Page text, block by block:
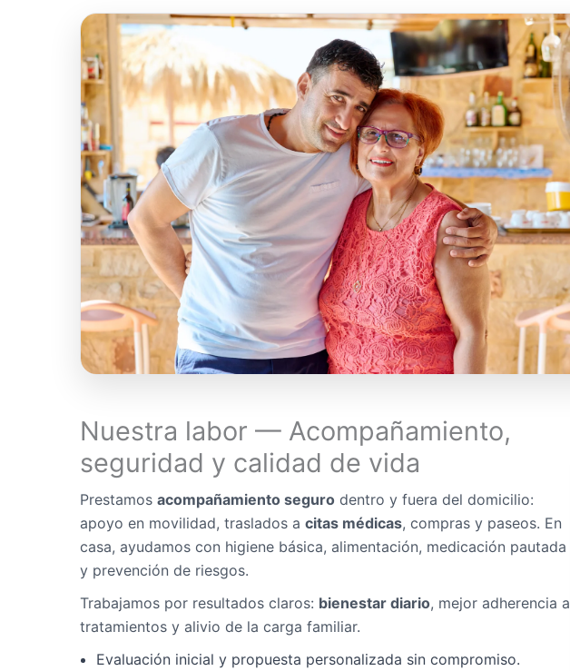
Nuestra labor — Acompañamiento,
seguridad y calidad de vida
Prestamos acompañamiento seguro dentro y fuera del domicilio:
apoyo en movilidad, traslados a citas médicas, compras y paseos. En
casa, ayudamos con higiene básica, alimentación, medicación pautada
y prevención de riesgos.
Trabajamos por resultados claros: bienestar diario, mejor adherencia a
tratamientos y alivio de la carga familiar.
Evaluación inicial y propuesta personalizada sin compromiso.